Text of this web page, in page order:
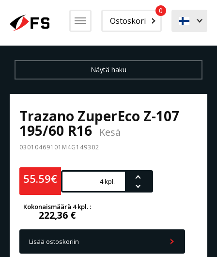
Ostoskori
0
Trazano ZuperEco Z-107
195/60 R16 Kesä
03010469101M4G149302
55.59€
Kokonaismäärä 4 kpl. :
222,36 €
Lisää ostoskoriin